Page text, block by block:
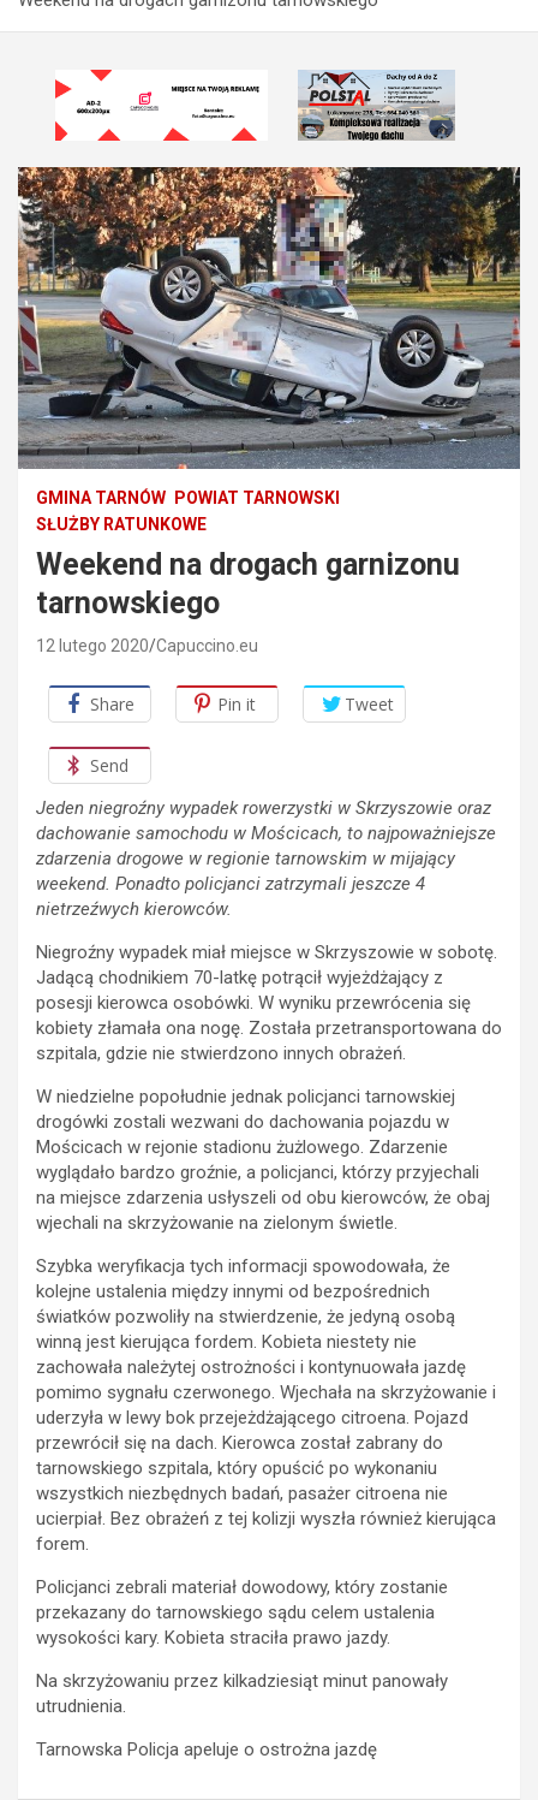
GMINA TARNÓW
POWIAT TARNOWSKI
SŁUŻBY RATUNKOWE
Weekend na drogach garnizonu
tarnowskiego
12 lutego 2020 Capuccino.eu
Share Pin it Tweet
Send
Jeden niegroźny wypadek rowerzystki w Skrzyszowie oraz
dachowanie samochodu w Mościcach, to najpoważniejsze
zdarzenia drogowe w regionie tarnowskim w mijający
weekend. Ponadto policjanci zatrzymali jeszcze 4
nietrzeźwych kierowców.
Niegroźny wypadek miał miejsce w Skrzyszowie w sobotę.
Jadącą chodnikiem 70-latkę potrącił wyjeżdżający z
posesji kierowca osobówki. W wyniku przewrócenia się
kobiety złamała ona nogę. Została przetransportowana do
szpitala, gdzie nie stwierdzono innych obrażeń.
W niedzielne popołudnie jednak policjanci tarnowskiej
drogówki zostali wezwani do dachowania pojazdu w
Mościcach w rejonie stadionu żużlowego. Zdarzenie
wyglądało bardzo groźnie, a policjanci, którzy przyjechali
na miejsce zdarzenia usłyszeli od obu kierowców, że obaj
wjechali na skrzyżowanie na zielonym świetle.
Szybka weryfikacja tych informacji spowodowała, że
kolejne ustalenia między innymi od bezpośrednich
światków pozwoliły na stwierdzenie, że jedyną osobą
winną jest kierująca fordem. Kobieta niestety nie
zachowała należytej ostrożności i kontynuowała jazdę
pomimo sygnału czerwonego. Wjechała na skrzyżowanie i
uderzyła w lewy bok przejeżdżającego citroena. Pojazd
przewrócił się na dach. Kierowca został zabrany do
tarnowskiego szpitala, który opuścić po wykonaniu
wszystkich niezbędnych badań, pasażer citroena nie
ucierpiał. Bez obrażeń z tej kolizji wyszła również kierująca
forem.
Policjanci zebrali materiał dowodowy, który zostanie
przekazany do tarnowskiego sądu celem ustalenia
wysokości kary. Kobieta straciła prawo jazdy.
Na skrzyżowaniu przez kilkadziesiąt minut panowały
utrudnienia.
Tarnowska Policja apeluje o ostrożna jazdę